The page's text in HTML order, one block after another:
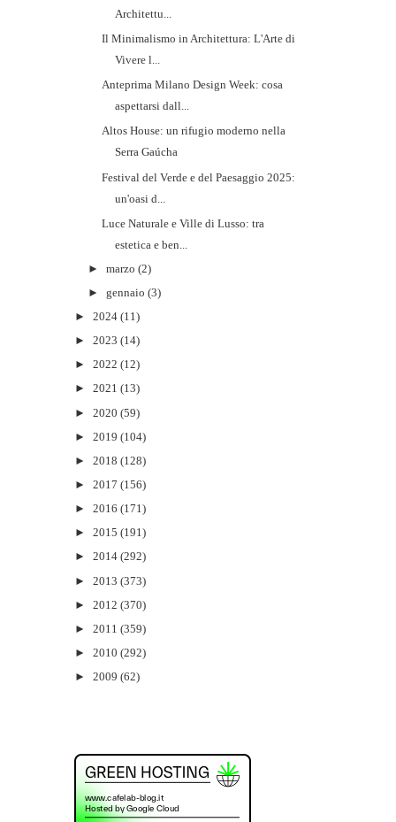
Architettu...
Il Minimalismo in Architettura: L'Arte di
Vivere l...
Anteprima Milano Design Week: cosa
aspettarsi dall...
Altos House: un rifugio moderno nella
Serra Gaúcha
Festival del Verde e del Paesaggio 2025:
un'oasi d...
Luce Naturale e Ville di Lusso: tra
estetica e ben...
►marzo (2)
►gennaio (3)
► 2024 (11)
► 2023 (14)
► 2022 (12)
► 2021 (13)
► 2020 (59)
► 2019 (104)
► 2018 (128)
► 2017 (156)
► 2016 (171)
► 2015 (191)
► 2014 (292)
► 2013 (373)
► 2012 (370)
► 2011 (359)
► 2010 (292)
► 2009 (62)